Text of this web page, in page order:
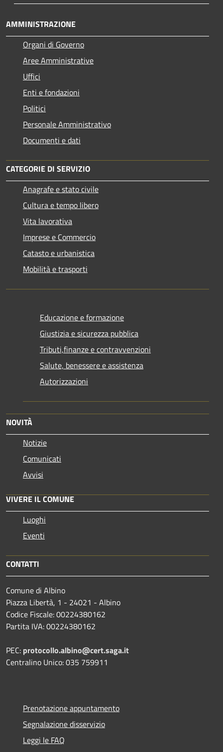
AMMINISTRAZIONE
Organi di Governo
Aree Amministrative
Uffici
Enti e fondazioni
Politici
Personale Amministrativo
Documenti e dati
CATEGORIE DI SERVIZIO
Anagrafe e stato civile
Cultura e tempo libero
Vita lavorativa
Imprese e Commercio
Catasto e urbanistica
Mobilità e trasporti
Educazione e formazione
Giustizia e sicurezza pubblica
Tributi,finanze e contravvenzioni
Salute, benessere e assistenza
Autorizzazioni
NOVITÀ
Notizie
Comunicati
Avvisi
VIVERE IL COMUNE
Luoghi
Eventi
CONTATTI
Comune di Albino
Piazza Libertà, 1 - 24021 - Albino
Codice Fiscale: 00224380162
Partita IVA: 00224380162
PEC: protocollo.albino@cert.saga.it
Centralino Unico: 035 759911
Prenotazione appuntamento
Segnalazione disservizio
Leggi le FAQ